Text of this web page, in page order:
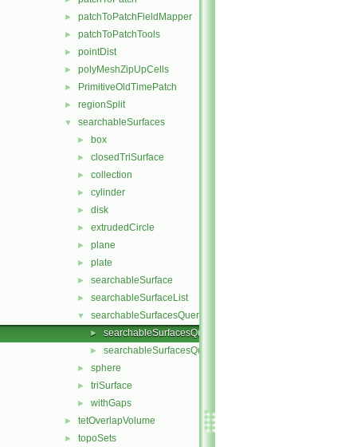
► patchToPatchFieldMapper
► patchToPatchTools
► pointDist
► polyMeshZipUpCells
► PrimitiveOldTimePatch
► regionSplit
▼ searchableSurfaces
► box
► closedTriSurface
► collection
► cylinder
► disk
► extrudedCircle
► plane
► plate
► searchableSurface
► searchableSurfaceList
▼ searchableSurfacesQueries
► searchableSurfacesQueries.C
► searchableSurfacesQueries.H
► sphere
► triSurface
► withGaps
► tetOverlapVolume
► topoSets